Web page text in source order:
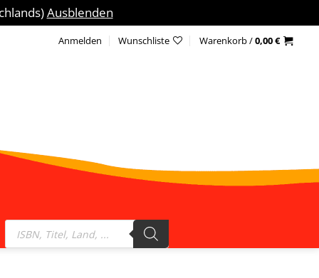
Ausblenden
Anmelden Wunschliste Warenkorb /0,00€
Products
search